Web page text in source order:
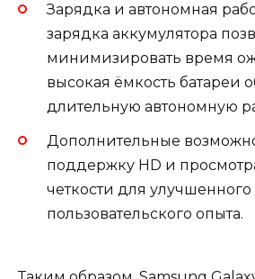
Зарядка и автономная
зарядка аккумулятора
минимизировать время
высокая ёмкость батареи
длительную автономную
Дополнительные
поддержку HD и
четкости для улучшенного
пользовательского опыта.